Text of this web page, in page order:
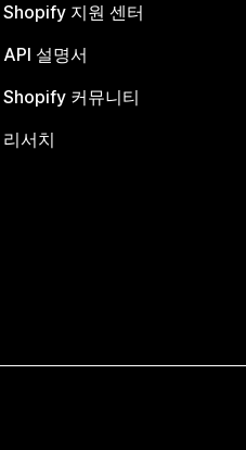
Shopify 지원 센터
API 설명서
Shopify 커뮤니티
리서치